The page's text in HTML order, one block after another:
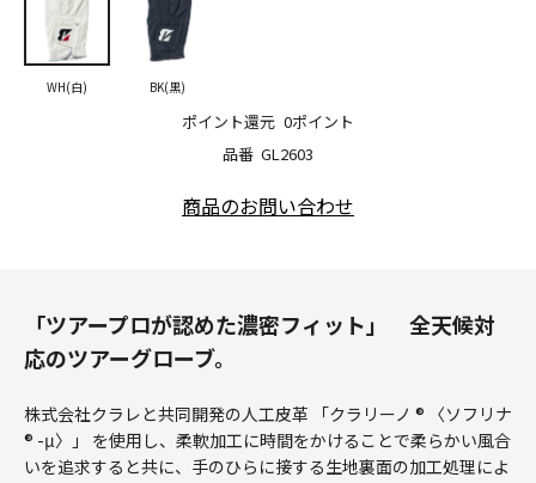
品番 GL2603
ポイント還元 0ポイント
WH(白) BK(黒)
商品のお問い合わせ
「ツアープロが認めた濃密フィット」 全天候対
応のツアーグローブ。
株式会社クラレと共同開発の人工皮革 「クラリーノ ® 〈ソフリナ
® -μ〉」 を使用し、柔軟加工に時間をかけることで柔らかい風合
いを追求すると共に、手のひらに接する生地裏面の加工処理によ